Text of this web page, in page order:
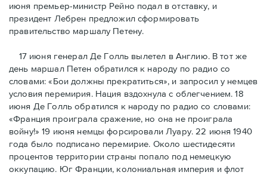
июня премьер-министр Рейно подал в отставку, и
президент Лебрен предложил сформировать
правительство маршалу Петену.
17 июня генерал Де Голль вылетел в Англию. В тот же
день маршал Петен обратился к народу по радио со
словами: «Бои должны прекратиться», и запросил у немцев
условия перемирия. Нация вздохнула с облегчением. 18
июня Де Голль обратился к народу по радио со словами:
«Франция проиграла сражение, но она не проиграла
войну!» 19 июня немцы форсировали Луару. 22 июня 1940
года было подписано перемирие. Около шестидесяти
процентов территории страны попало под немецкую
оккупацию. Юг Франции, колониальная империя и флот